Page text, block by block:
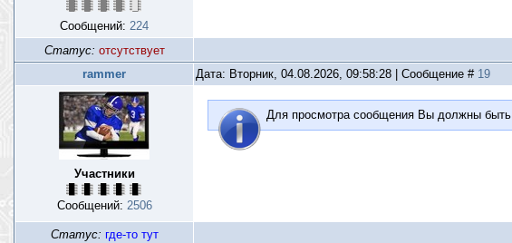
Сообщений: 224
Статус: отсутствует
rammer
Дата: Вторник, 04.08.2026, 09:58:28 | Сообщение # 19
Участники
Сообщений: 2506
Для просмотра сообщения Вы должны быть
Статус: где-то тут